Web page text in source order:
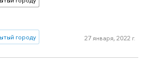
городу 27 января, 2022 г.